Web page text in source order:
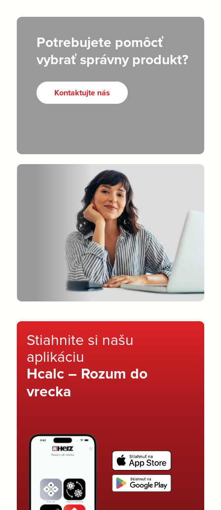
Potrebujete pomôcť
vybrať správny produkt?
Kontaktujte nás
Stiahnite si našu
aplikáciu
Hcalc – Rozum do
vrecka